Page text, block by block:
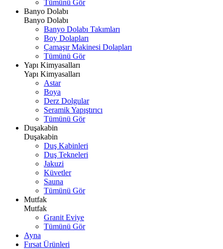
Tümünü Gör
Banyo Dolabı
Banyo Dolabı
Banyo Dolabı Takımları
Boy Dolapları
Çamaşır Makinesi Dolapları
Tümünü Gör
Yapı Kimyasalları
Yapı Kimyasalları
Astar
Boya
Derz Dolgular
Seramik Yapıştırıcı
Tümünü Gör
Duşakabin
Duşakabin
Duş Kabinleri
Duş Tekneleri
Jakuzi
Küvetler
Sauna
Tümünü Gör
Mutfak
Mutfak
Granit Eviye
Tümünü Gör
Ayna
Fırsat Ürünleri